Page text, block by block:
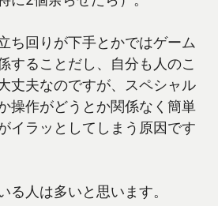
ち回りが下手とかではゲーム
することだし、自分も人のこ
丈夫なのですが、スペシャル
操作がどうとか関係なく簡単
イラッとしてしまう原因です
る人は多いと思います。